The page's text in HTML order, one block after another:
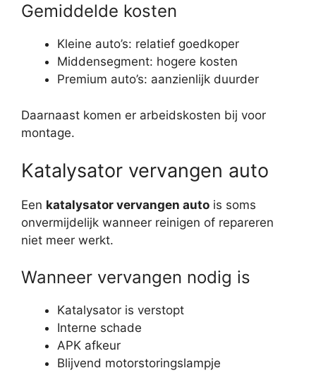
Gemiddelde kosten
Kleine auto’s: relatief goedkoper
Middensegment: hogere kosten
Premium auto’s: aanzienlijk duurder
Daarnaast komen er arbeidskosten bij voor
montage.
Katalysator vervangen auto
Een katalysator vervangen auto is soms
onvermijdelijk wanneer reinigen of repareren
niet meer werkt.
Wanneer vervangen nodig is
Katalysator is verstopt
Interne schade
APK afkeur
Blijvend motorstoringslampje